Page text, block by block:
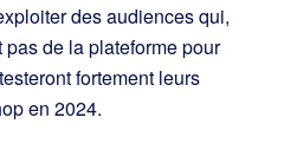
des audiences qui,
de la plateforme pour
fortement leurs
en 2024.